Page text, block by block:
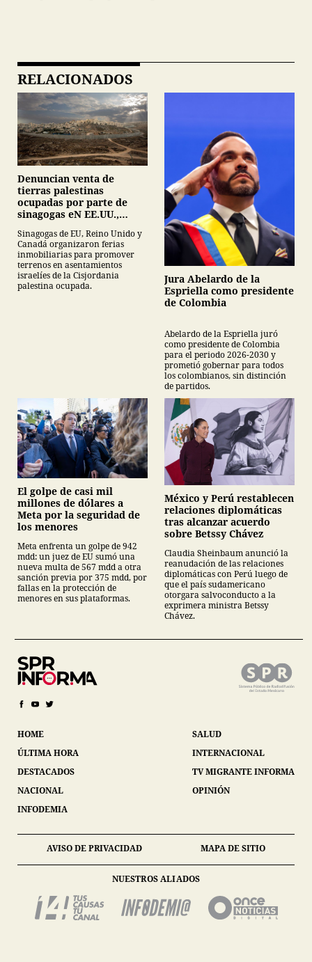
RELACIONADOS
Denuncian venta de
tierras palestinas
ocupadas por parte de
sinagogas eN EE.UU.,
Sinagogas de EU, Reino Unido y
Canadá organizaron ferias
inmobiliarias para promover
terrenos en asentamientos
israelíes de la Cisjordania
palestina ocupada.
Jura Abelardo de la
Espriella como presidente
de Colombia
Abelardo de la Espriella juró
como presidente de Colombia
para el periodo 2026-2030 y
prometió gobernar para todos
los colombianos, sin distinción
de partidos.
El golpe de casi mil
millones de dólares a
Meta por la seguridad de
los menores
Meta enfrenta un golpe de 942
mdd: un juez de EU sumó una
nueva multa de 567 mdd a otra
sanción previa por 375 mdd, por
fallas en la protección de
menores en sus plataformas.
México y Perú restablecen
relaciones diplomáticas
tras alcanzar acuerdo
sobre Betssy Chávez
Claudia Sheinbaum anunció la
reanudación de las relaciones
diplomáticas con Perú luego de
que el país sudamericano
otorgara salvoconducto a la
exprimera ministra Betssy
Chávez.
HOME
ÚLTIMA HORA
DESTACADOS
NACIONAL
INFODEMIA
SALUD
INTERNACIONAL
TV MIGRANTE INFORMA
OPINIÓN
AVISO DE PRIVACIDAD MAPA DE SITIO
NUESTROS ALIADOS